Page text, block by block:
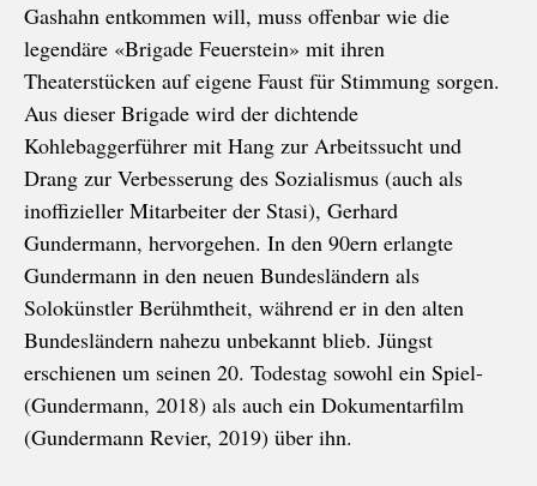
Gashahn entkommen will, muss offenbar wie die
legendäre «Brigade Feuerstein» mit ihren
Theaterstücken auf eigene Faust für Stimmung sorgen.
Aus dieser Brigade wird der dichtende
Kohlebaggerführer mit Hang zur Arbeitssucht und
Drang zur Verbesserung des Sozialismus (auch als
inoffizieller Mitarbeiter der Stasi), Gerhard
Gundermann, hervorgehen. In den 90ern erlangte
Gundermann in den neuen Bundesländern als
Solokünstler Berühmtheit, während er in den alten
Bundesländern nahezu unbekannt blieb. Jüngst
erschienen um seinen 20. Todestag sowohl ein Spiel-
(Gundermann, 2018) als auch ein Dokumentarfilm
(Gundermann Revier, 2019) über ihn.